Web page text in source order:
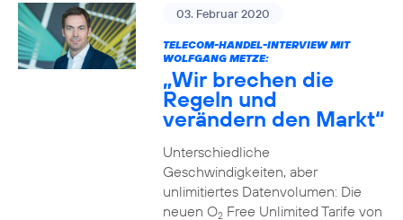
03. Februar 2020
TELECOM-HANDEL-INTERVIEW MIT
WOLFGANG METZE:
„Wir brechen die
Regeln und
verändern den Markt“
Unterschiedliche
Geschwindigkeiten, aber
unlimitiertes Datenvolumen: Die
neuen O2Free Unlimited Tarife von